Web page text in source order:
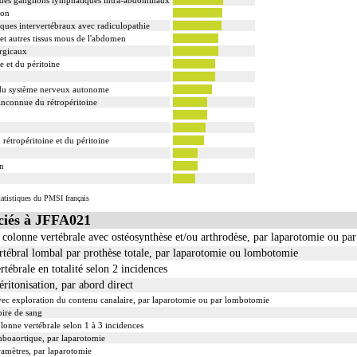
intervertébraux avec radiculopathie
autres tissus mous de l'abdomen
et du péritoine
système nerveux autonome
du rétropéritoine
rétropéritoine et du péritoine
du PMSI français
à JFFA021
vertébrale avec ostéosynthèse et/ou arthrodèse, par laparotomie ou
lombal par prothèse totale, par laparotomie ou lombotomie
en totalité selon 2 incidences
par abord direct
exploration du contenu canalaire, par laparotomie ou par lombotomie
de sang
vertébrale selon 1 à 3 incidences
par laparotomie
par laparotomie